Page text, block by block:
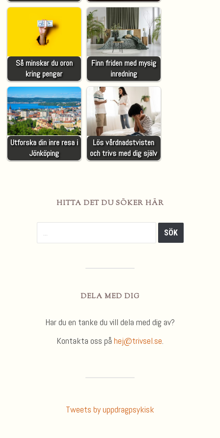
Så minskar du oron
kring pengar
Finn friden med mysig
inredning
Utforska din inre resa i
Jönköping
Lös vårdnadstvisten
och trivs med dig själv
HITTA DET DU SÖKER HÄR
DELA MED DIG
Har du en tanke du vill dela med dig av?
Kontakta oss på hej@trivsel.se.
Tweets by uppdragpsykisk